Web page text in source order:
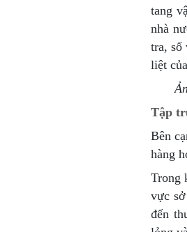
tang
nhà
tra, số
liệt
Tập
Bên
hàng
Trong
vực
đến